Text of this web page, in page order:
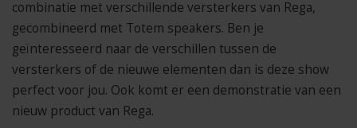
combinatie met verschillende versterkers van Rega,
gecombineerd met Totem speakers. Ben je
geïnteresseerd naar de verschillen tussen de
versterkers of de nieuwe elementen dan is deze show
perfect voor jou. Ook komt er een demonstratie van een
nieuw product van Rega.